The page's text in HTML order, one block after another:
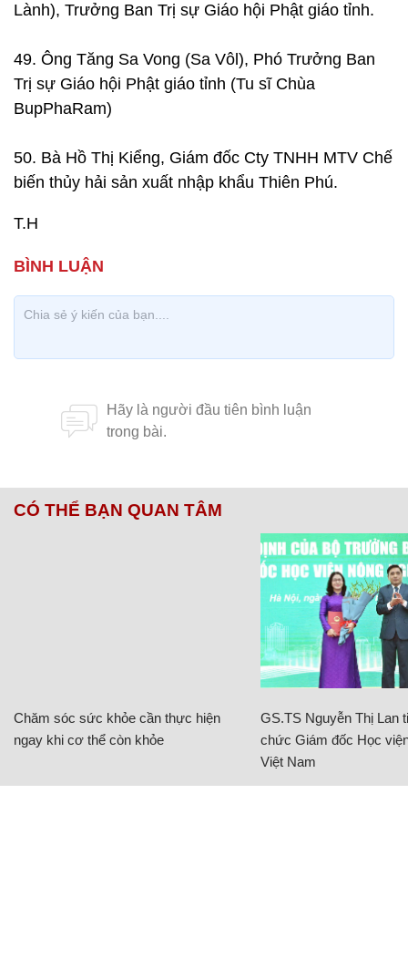
Lành), Trưởng Ban Trị sự Giáo hội Phật giáo tỉnh.
49. Ông Tăng Sa Vong (Sa Vôl), Phó Trưởng Ban
Trị sự Giáo hội Phật giáo tỉnh (Tu sĩ Chùa
BupPhaRam)
50. Bà Hồ Thị Kiểng, Giám đốc Cty TNHH MTV Chế
biến thủy hải sản xuất nhập khẩu Thiên Phú.
T.H
CÓ THỂ BẠN QUAN TÂM
Chăm sóc sức khỏe cần thực hiện
ngay khi cơ thể còn khỏe
GS.TS Nguyễn Thị Lan
chức Giám đốc Học
Việt Nam